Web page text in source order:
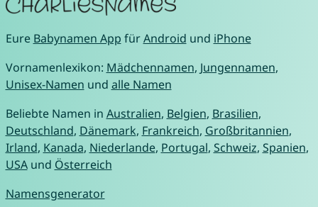
Eure Babynamen App fürAndroid und iPhone
Vornamenlexikon: Mädchennamen, Jungennamen,
Unisex-Namen und alle Namen
Beliebte Namen in Australien, Belgien, Brasilien,
Deutschland, Dänemark, Frankreich, Großbritannien,
Irland, Kanada, Niederlande, Portugal, Schweiz, Spanien,
USAund Österreich
Namensgenerator